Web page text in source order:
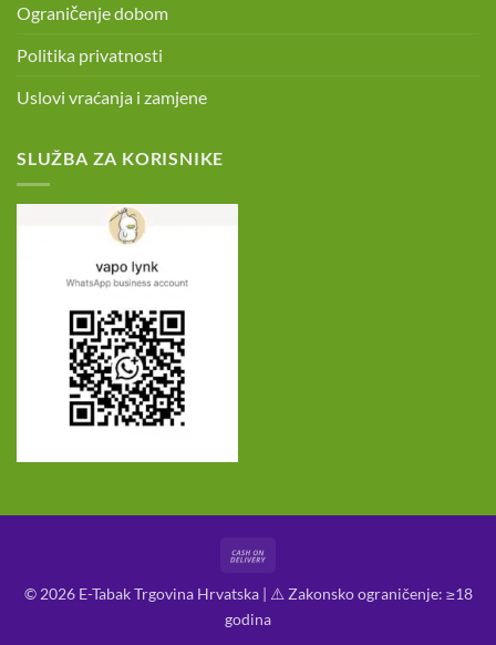
Ograničenje dobom
Politika privatnosti
Uslovi vraćanja i zamjene
SLUŽBA ZA KORISNIKE
Delivery
© 2026 E-Tabak Trgovina Hrvatska | ⚠️ Zakonsko ograničenje: ≥18
godina